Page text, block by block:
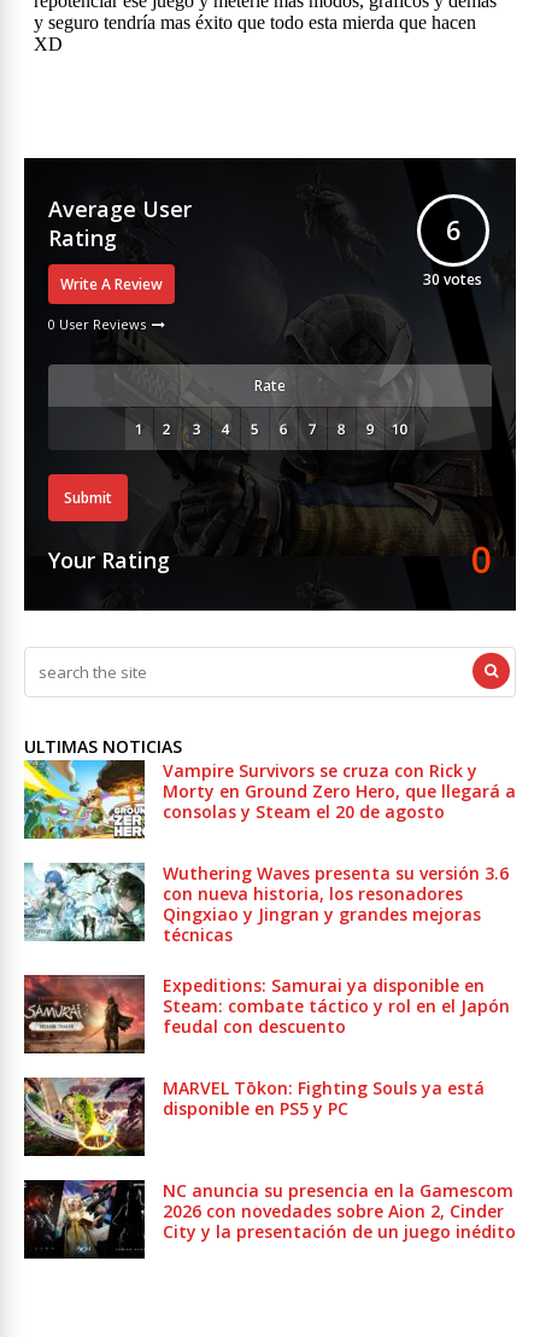
Average User
Rating
Write A Review
0 User Reviews
6
30 votes
Rate
Submit
Your Rating 0
ULTIMAS NOTICIAS
Vampire Survivors se cruza con Rick y
Morty en Ground Zero Hero, que llegará a
consolas y Steam el 20 de agosto
Wuthering Waves presenta su versión 3.6
con nueva historia, los resonadores
Qingxiao y Jingran y grandes mejoras
técnicas
Expeditions: Samurai ya disponible en
Steam: combate táctico y rol en el Japón
feudal con descuento
MARVEL Tōkon: Fighting Souls ya está
disponible en PS5 y PC
NC anuncia su presencia en la Gamescom
2026 con novedades sobre Aion 2, Cinder
City y la presentación de un juego inédito